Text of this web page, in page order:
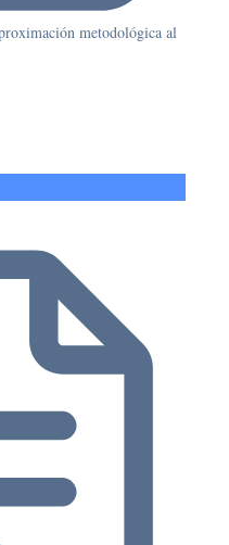
metodológica al